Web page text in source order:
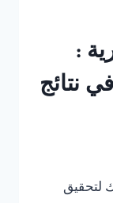
:
نتائج
لتحقيق